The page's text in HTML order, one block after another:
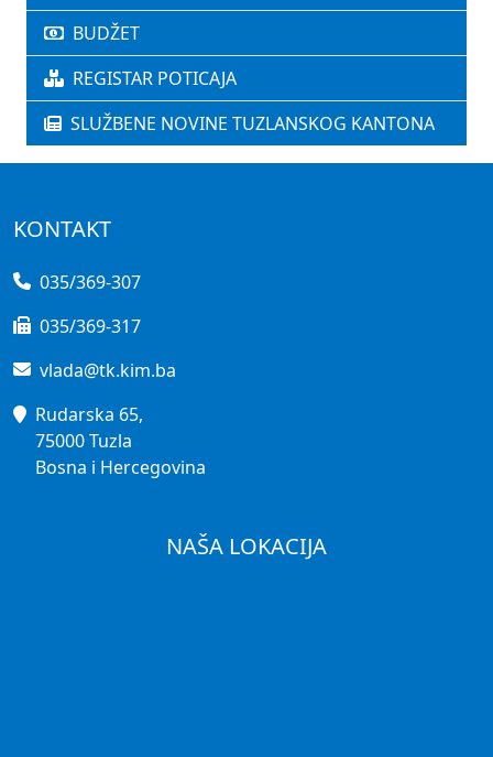
BUDŽET
REGISTAR POTICAJA
SLUŽBENE NOVINE TUZLANSKOG KANTONA
KONTAKT
035/369-307
035/369-317
vlada@tk.kim.ba
Rudarska 65,
75000 Tuzla
Bosna i Hercegovina
NAŠA LOKACIJA